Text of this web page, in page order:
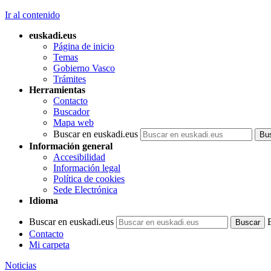
Ir al contenido
euskadi.eus
Página de inicio
Temas
Gobierno Vasco
Trámites
Herramientas
Contacto
Buscador
Mapa web
Buscar en euskadi.eus
Información general
Accesibilidad
Información legal
Política de cookies
Sede Electrónica
Idioma
Buscar en euskadi.eus
Contacto
Mi carpeta
Noticias